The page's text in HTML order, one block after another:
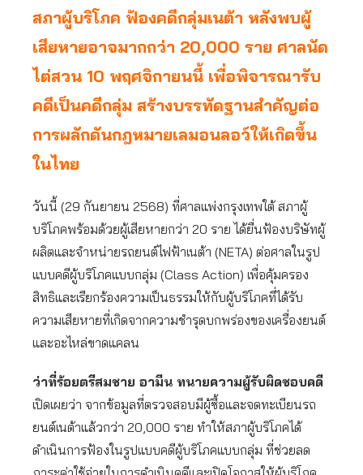
สภาผู้บริโภค ฟ้องคดีกลุ่มเนต้า หลังพบผู้
เสียหายอาจมากกว่า 20,000 ราย ศาลนัด
ไต่สวน 10 พฤศจิกายนนี้ เพื่อพิจารณารับ
คดีเป็นคดีกลุ่ม สร้างบรรทัดฐานสำคัญต่อ
การผลักดันกฎหมายเลมอนลอว์ให้เกิดขึ้น
ในไทย
วันนี้ (29 กันยายน 2568) ที่ศาลแพ่งกรุงเทพใต้ สภาผู้
บริโภคพร้อมด้วยผู้เสียหายกว่า 20 ราย ได้ยื่นฟ้องบริษัทผู้
ผลิตและจำหน่ายรถยนต์ไฟฟ้าเนต้า (NETA) ต่อศาลในรูป
แบบคดีผู้บริโภคแบบกลุ่ม (Class Action) เพื่อคุ้มครอง
สิทธิและเรียกร้องความเป็นธรรมให้กับผู้บริโภคที่ได้รับ
ความเสียหายที่เกิดจากความชำรุดบกพร่องของเครื่องยนต์
และอะไหล่ขาดแคลน
ว่าที่ร้อยตรีสมชาย อามีน ทนายความผู้รับผิดชอบคดี
เปิดเผยว่า จากข้อมูลที่ตรวจสอบมีผู้ซื้อและจดทะเบียนรถ
ยนต์เนต้าแล้วกว่า 20,000 ราย ทำให้สภาผู้บริโภคได้
ดำเนินการฟ้องในรูปแบบคดีผู้บริโภคแบบกลุ่ม ที่ช่วยลด